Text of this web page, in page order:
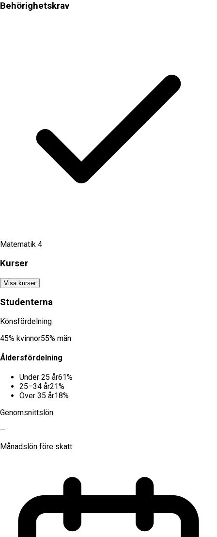
Behörighetskrav
Matematik 4
Kurser
Visa kurser
Studenterna
Könsfördelning
45% kvinnor55% män
Åldersfördelning
Under 25 år61%
25–34 år21%
Över 35 år18%
Genomsnittslön
—
Månadslön före skatt